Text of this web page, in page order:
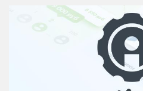
логистика
ЭДО, ИТ в
логистике
Дороги,